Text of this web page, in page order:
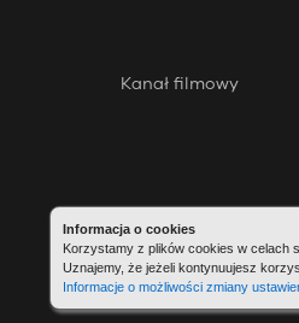
Informacja o cookies
Korzystamy z plików cookies w celach
Uznajemy, że jeżeli kontynuujesz
Informacje o możliwości zmiany
Kanał filmowy